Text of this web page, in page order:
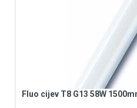
Fluo cijev T8 G13 58W